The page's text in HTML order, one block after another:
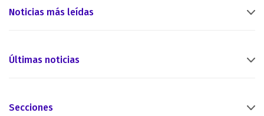
Noticias más leídas
Últimas noticias
Secciones